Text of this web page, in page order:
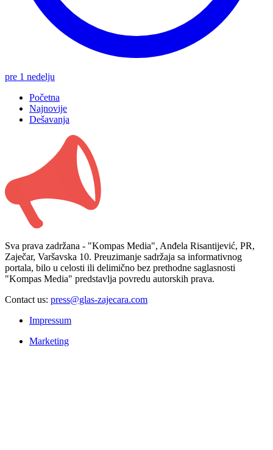
pre 1 nedelju
Početna
Najnovije
Dešavanja
Sva prava zadržana - "Kompas Media", Anđela Risantijević, PR,
Zaječar, Varšavska 10. Preuzimanje sadržaja sa informativnog
portala, bilo u celosti ili delimično bez prethodne saglasnosti
"Kompas Media" predstavlja povredu autorskih prava.
Contact us: press@glas-zajecara.com
Impressum
Marketing